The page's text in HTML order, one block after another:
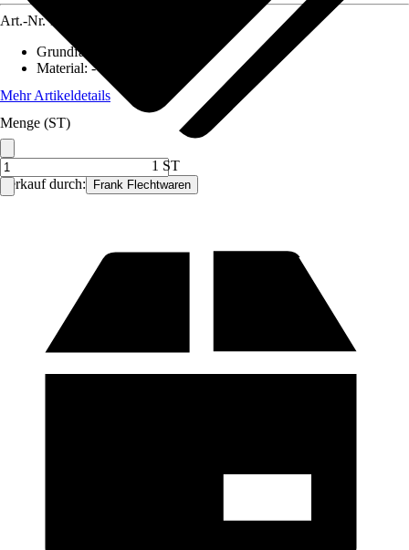
Verkauf durch: Frank Flechtwaren
Art.-Nr. 12583910
Grundfarbe
Material:-
Mehr Artikeldetails
Menge (ST)
1 ST